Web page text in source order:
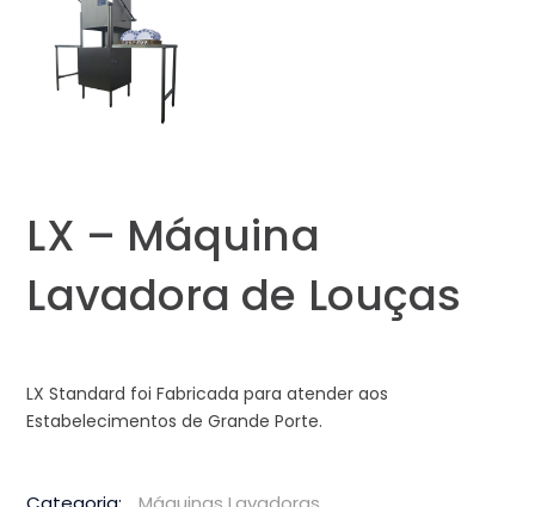
LX – Máquina
Lavadora de Louças
LX Standard foi Fabricada para atender aos
Estabelecimentos de Grande Porte.